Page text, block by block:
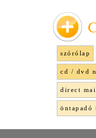
szórólap
cd / dvd
direct